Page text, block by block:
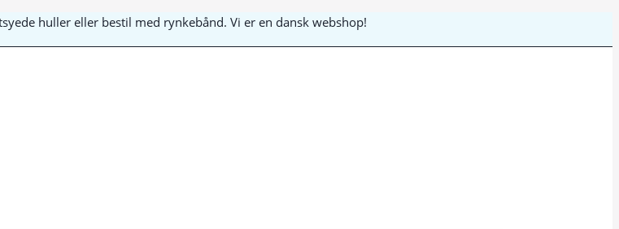
huller eller bestil med rynkebånd. Vi er en dansk webshop!